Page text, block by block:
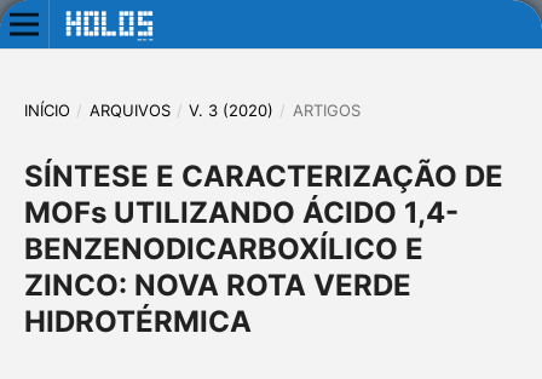
INÍCIO / ARQUIVOS / V. 3 (2020) / ARTIGOS
SÍNTESE E CARACTERIZAÇÃO DE
MOFs UTILIZANDO ÁCIDO 1,4-
BENZENODICARBOXÍLICO E
ZINCO: NOVA ROTA VERDE
HIDROTÉRMICA